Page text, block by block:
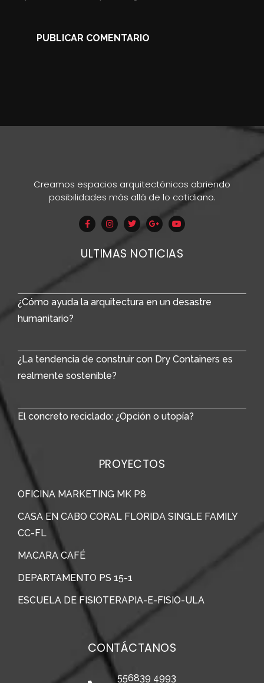
Creamos espacios arquitectónicos abriendo
posibilidades más allá de lo cotidiano.
ULTIMAS NOTICIAS
¿Cómo ayuda la arquitectura en un desastre
humanitario?
¿La tendencia de construir con Dry Containers es
realmente sostenible?
El concreto reciclado: ¿Opción o utopía?
PROYECTOS
OFICINA MARKETING MK P8
CASA EN CABO CORAL FLORIDA SINGLE FAMILY
CC-FL
MACARA CAFÉ
DEPARTAMENTO PS 15-1
ESCUELA DE FISIOTERAPIA-E-FISIO-ULA
CONTÁCTANOS
556839 4993